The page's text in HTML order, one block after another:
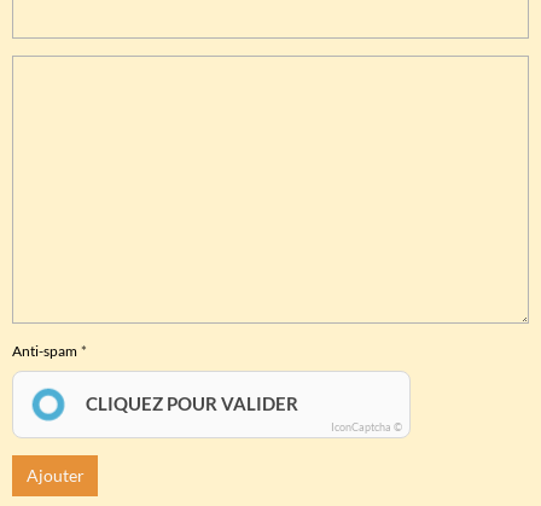
Anti-spam
CLIQUEZ POUR VALIDER
IconCaptcha ©
Ajouter